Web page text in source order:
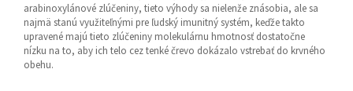
arabinoxylánové zlúčeniny, tieto výhody sa nielenže znásobia, ale sa
najmä stanú využiteľnými pre ľudský imunitný systém, keďže takto
upravené majú tieto zlúčeniny molekulárnu hmotnosť dostatočne
nízku na to, aby ich telo cez tenké črevo dokázalo vstrebať do krvného
obehu.